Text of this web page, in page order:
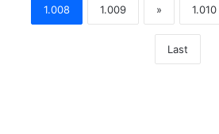
1.008 1.009 » 1.010
Last